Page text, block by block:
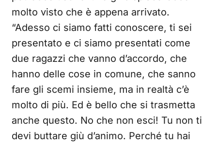
molto visto che è appena arrivato.
“Adesso ci siamo fatti conoscere, ti sei
presentato e ci siamo presentati come
due ragazzi che vanno d’accordo, che
hanno delle cose in comune, che sanno
fare gli scemi insieme, ma in realtà c’è
molto di più. Ed è bello che si trasmetta
anche questo. No che non esci! Tu non ti
devi buttare giù d’animo. Perché tu hai